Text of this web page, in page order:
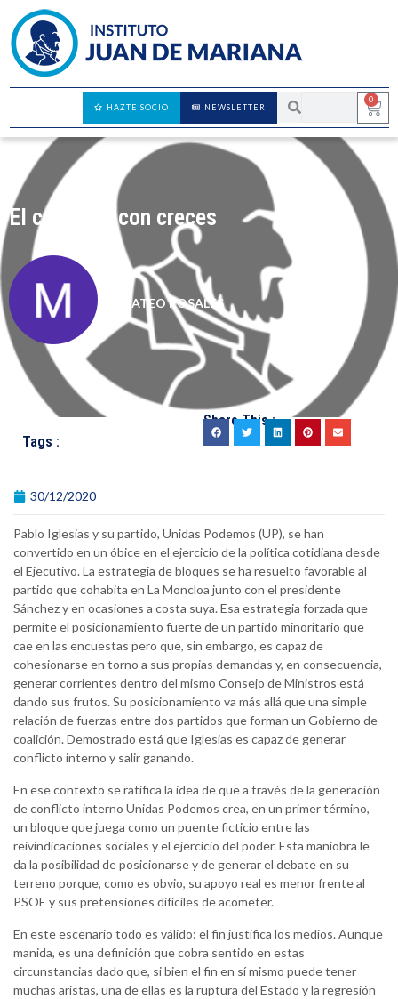
0
NEWSLETTER
HAZTE SOCIO
El conflicto con creces
MATEO ROSALES
Tags :
Share This :
30/12/2020
Pablo Iglesias y su partido, Unidas Podemos (UP), se han
convertido en un óbice en el ejercicio de la política cotidiana desde
el Ejecutivo. La estrategia de bloques se ha resuelto favorable al
partido que cohabita en La Moncloa junto con el presidente
Sánchez y en ocasiones a costa suya. Esa estrategia forzada que
permite el posicionamiento fuerte de un partido minoritario que
cae en las encuestas pero que, sin embargo, es capaz de
cohesionarse en torno a sus propias demandas y, en consecuencia,
generar corrientes dentro del mismo Consejo de Ministros está
dando sus frutos. Su posicionamiento va más allá que una simple
relación de fuerzas entre dos partidos que forman un Gobierno de
coalición. Demostrado está que Iglesias es capaz de generar
conflicto interno y salir ganando.
En ese contexto se ratifica la idea de que a través de la generación
de conflicto interno Unidas Podemos crea, en un primer término,
un bloque que juega como un puente ficticio entre las
reivindicaciones sociales y el ejercicio del poder. Esta maniobra le
da la posibilidad de posicionarse y de generar el debate en su
terreno porque, como es obvio, su apoyo real es menor frente al
PSOE y sus pretensiones difíciles de acometer.
En este escenario todo es válido: el fin justifica los medios. Aunque
manida, es una definición que cobra sentido en estas
circunstancias dado que, si bien el fin en sí mismo puede tener
muchas aristas, una de ellas es la ruptura del Estado y la regresión